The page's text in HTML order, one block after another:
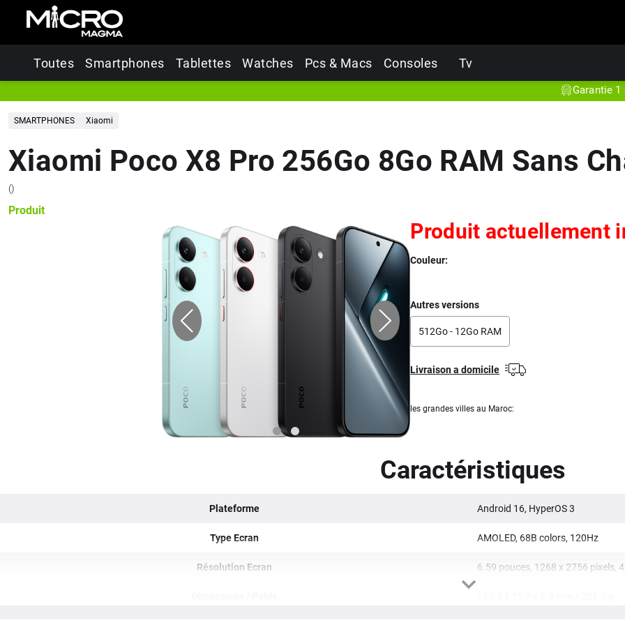
Toutes Smartphones Tablettes Watches Pcs & Macs Consoles Tv
Garantie 1 an
SMARTPHONES Xiaomi
Xiaomi Poco X8 Pro 256Go 8Go RAM Sans
()
Produit
Produit actuellement
Couleur:
Autres versions
512Go - 12Go RAM
Livraison a domicile
les grandes villes au Maroc:
Caractéristiques
Plateforme Android 16, HyperOS 3
Type Ecran AMOLED, 68B colors, 120Hz
Résolution Ecran 6.59 pouces, 1268 x 2756 pixels,